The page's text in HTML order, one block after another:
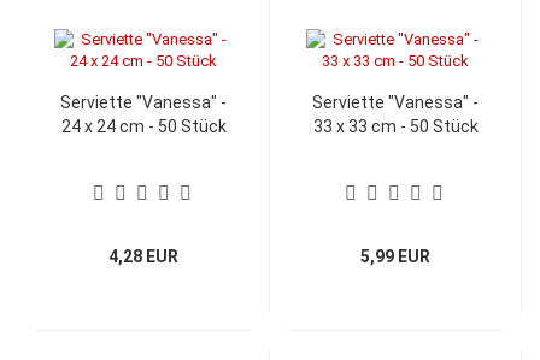
Serviette "Vanessa" -
24 x 24 cm - 50 Stück
4,28 EUR
Serviette "Vanessa" -
33 x 33 cm - 50 Stück
5,99 EUR